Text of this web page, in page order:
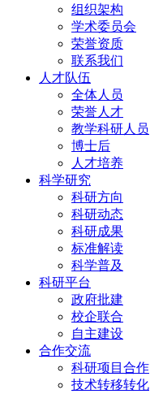
组织架构
学术委员会
荣誉资质
联系我们
人才队伍
全体人员
荣誉人才
教学科研人员
博士后
人才培养
科学研究
科研方向
科研动态
科研成果
标准解读
科学普及
科研平台
政府批建
校企联合
自主建设
合作交流
科研项目合作
技术转移转化